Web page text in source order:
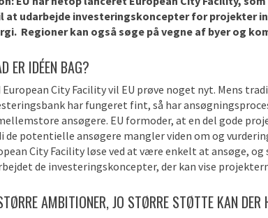
at udarbejde investeringskoncepter for projekter
Regioner kan også søge på vegne af byer og
ER IDÉEN BAG?
European City Facility vil EU prøve noget nyt. Mens
har fungeret fint, så har
ansøgere. EU formoder, at en del gode
de potentielle ansøgere mangler viden om og
City Facility løse ved at være enkelt at ansøge,
de investeringskoncepter, der kan vise
AMBITIONER, JO STØRRE STØTTE KAN DER